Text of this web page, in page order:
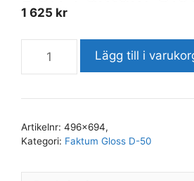
1 625 kr
Lägg till i
Artikelnr: 496x694,
Kategori: Faktum Gloss D-50